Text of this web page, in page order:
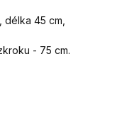
45 cm,
- 75 cm.